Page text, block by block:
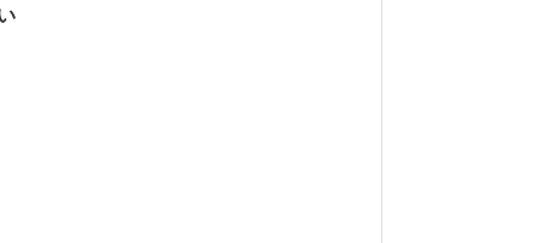
い」どんなことでもお聞きください。